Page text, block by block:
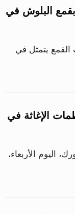
بقمع البلوش في
يتمثل في
الإغاثة في
اليوم الأربعاء،